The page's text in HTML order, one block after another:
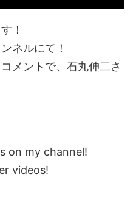
！
ネルにて！
メントで、石丸伸二さ
on my channel!
videos!